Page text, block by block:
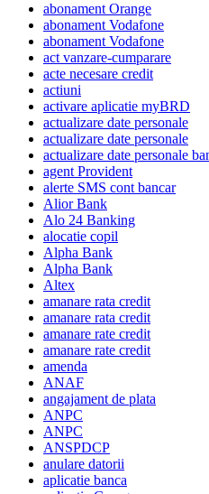
abonament Orange
abonament Vodafone
abonament Vodafone
act vanzare-cumparare
acte necesare credit
actiuni
activare aplicatie myBRD
actualizare date personale
actualizare date personale
actualizare date personale
agent Provident
alerte SMS cont bancar
Alior Bank
Alo 24 Banking
alocatie copil
Alpha Bank
Alpha Bank
Altex
amanare rata credit
amanare rata credit
amanare rate credit
amanare rate credit
amenda
ANAF
angajament de plata
ANPC
ANPC
ANSPDCP
anulare datorii
aplicatie banca